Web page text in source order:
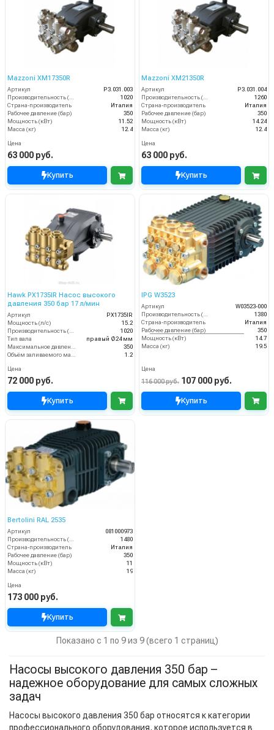
Mazzoni XM17350R
Артикул
P3.031.003
Производительность (л/ч)
1020
Страна-производитель
Италия
Рабочее давление (бар)
350
Мощность (кВт)
11.52
Масса (кг)
12.4
Цена
63 000 руб.
Купить
Mazzoni XM21350R
Артикул
P3.031.004
Производительность (л/ч)
1260
Страна-производитель
Италия
Рабочее давление (бар)
350
Мощность (кВт)
14.24
Масса (кг)
12.4
Цена
63 000 руб.
Купить
Hawk PX1735IR Насос высокого
давления 350 бар 17 л/мин
Артикул
PX1735IR
Мощность (л/с)
15.2
1020
Тип вала
правый Ø24 мм
350
1.2
Цена
72 000 руб.
Купить
IPG W3523
Артикул
W03523-000
1380
Страна-производитель
Италия
Рабочее давление (бар)
350
Мощность (кВт)
14.7
Масса (кг)
19.5
Цена
116 000 руб. 107 000 руб.
Купить
Bertolini RAL 2535
Артикул
081000973
Производительность (л/ч)
1480
Страна-производитель
Италия
Рабочее давление (бар)
350
Мощность (кВт)
11
Масса (кг)
19
Цена
173 000 руб.
Купить
Показано с 1 по 9 из 9 (всего 1 страниц)
Насосы высокого давления 350 бар –
надежное оборудование для самых сложных
задач
Насосы высокого давления 350 бар относятся к категории
профессионального оборудования, которое используется в